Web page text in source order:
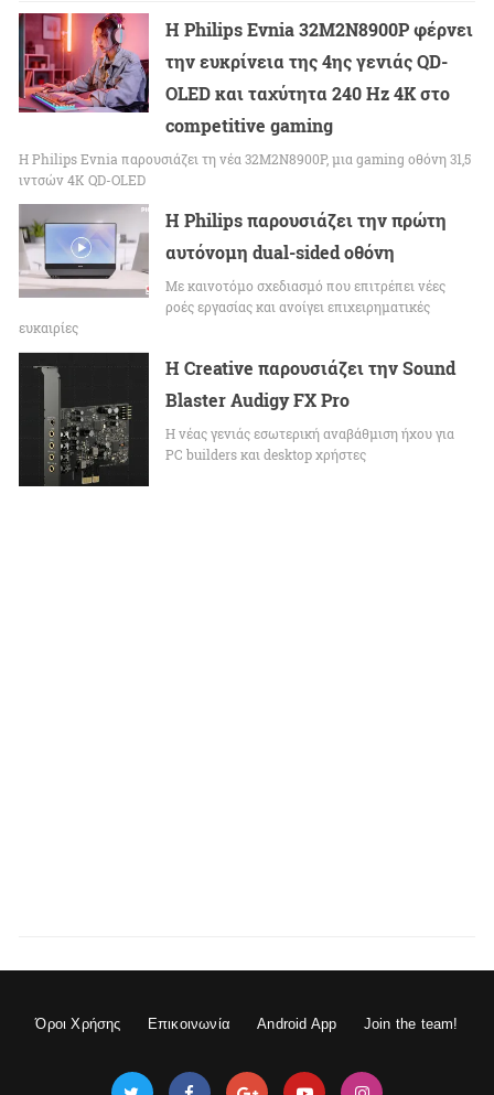
Η Philips Evnia 32M2N8900P φέρνει
την ευκρίνεια της 4ης γενιάς QD-
OLED και ταχύτητα 240 Hz 4K στο
competitive gaming
Η Philips Evnia παρουσιάζει τη νέα 32M2N8900P, μια gaming οθόνη 31,5
ιντσών 4K QD-OLED
Η Philips παρουσιάζει την πρώτη
αυτόνομη dual-sided οθόνη
Με καινοτόμο σχεδιασμό που επιτρέπει νέες
ροές εργασίας και ανοίγει επιχειρηματικές
ευκαιρίες
Η Creative παρουσιάζει την Sound
Blaster Audigy FX Pro
Η νέας γενιάς εσωτερική αναβάθμιση ήχου για
PC builders και desktop χρήστες
Όροι Χρήσης Επικοινωνία Android App Join the team!